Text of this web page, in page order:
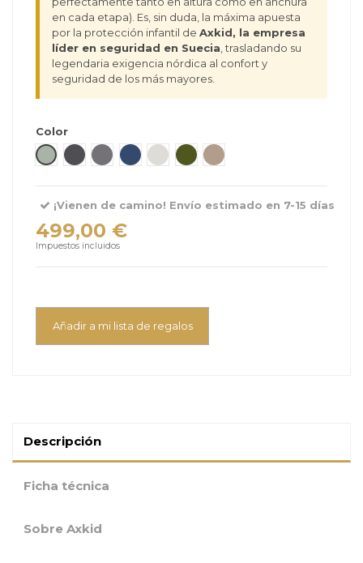
en cada etapa). Es, sin duda, la máxima apuesta
por la protección infantil de Axkid, la empresa
líder en seguridad en Suecia, trasladando su
legendaria exigencia nórdica al confort y
seguridad de los más mayores.
Color
Nordic Bloom Green
Coastal Storm Black
Arctic Mist Grey
Glacier Lake Blue
Beachgrass Beige
Forest Moss Green
Driftwood Beige
¡Vienen de camino! Envío estimado en 7-15 días
499,00 €
Impuestos incluidos
Añadir a mi lista de regalos
Descripción
Ficha técnica
Sobre Axkid